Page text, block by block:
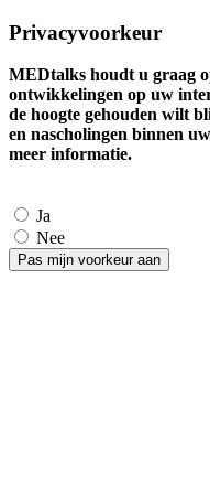
Privacyvoorkeur
MEDtalks houdt u graag
ontwikkelingen op uw
de hoogte gehouden wilt
en nascholingen binnen
meer informatie.
Ja
Nee